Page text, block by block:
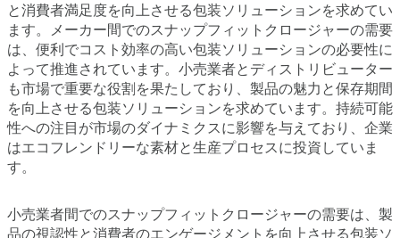
と消費者満足度を向上させる包装ソリューションを求めてい
ます。メーカー間でのスナップフィットクロージャーの需要
は、便利でコスト効率の高い包装ソリューションの必要性に
よって推進されています。小売業者とディストリビューター
も市場で重要な役割を果たしており、製品の魅力と保存期間
を向上させる包装ソリューションを求めています。持続可能
性への注目が市場のダイナミクスに影響を与えており、企業
はエコフレンドリーな素材と生産プロセスに投資していま
す。
小売業者間でのスナップフィットクロージャーの需要は、製
品の視認性と消費者のエンゲージメントを向上させる包装ソ